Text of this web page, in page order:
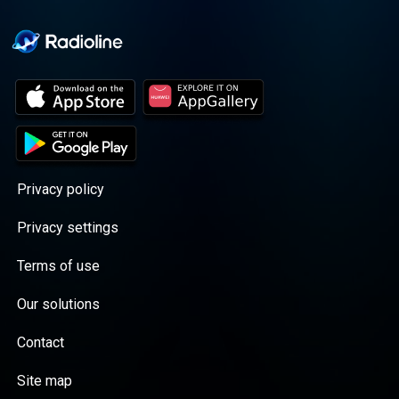
Privacy policy
Privacy settings
Terms of use
Our solutions
Contact
Site map